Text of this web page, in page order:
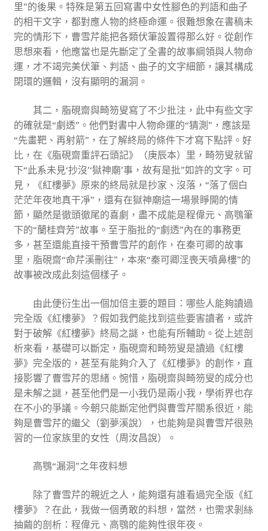
里”的後果。特殊是第五回寫書中女性腳色的判語和曲子
的相干文字，都對應人物的終極命運。很難想象在書稿未
完的情形下，曹雪芹能把各類伏筆設置得那么好。從創作
思想來看，他應當也是先斷定了全書的故事綱領與人物命
運，才不竭完美伏筆、判語、曲子的文字細節，讓其構成
閉環的邏輯，沒有顯明的漏洞。
其二，脂硯齋與畸笏叟寫了不少批注，此中有些文字
的確就是“劇透”。他們對書中人物命運的“猜測”，應該是
“先畫靶、再射箭”，在了解終局的條件下才寫下點評。好
比，在《脂硯齋重評石頭記》（庚辰本）里，畸笏叟就留
下“此系未見‘抄沒’‘獄神廟’事，故有是批”如許的文字。可
見，《紅樓夢》原來的終局就是抄家、沒落，“落了個白
茫茫年夜地真干凈”，還有在獄神廟這一場景睜開的情
節，顯然是徹頭徹尾的喜劇，盡不成能是程偉元、高鶚筆
下的“蘭桂齊芳”故事。至于脂批的“劇透”內在的事務更
多，甚至還能直接干預曹雪芹的創作，在秦可卿的故事
里，脂硯齋“命芹溪刪往”，本來“秦可卿淫喪天噴鼻樓”的
故事被改成此刻這個樣子。
由此便衍生出一個加倍主要的題目：哪些人能夠讀過
完全版《紅樓夢》？假如我們能找到這些要害讀者，或許
對于破解《紅樓夢》終局之謎，也能有所輔助。從上述剖
析來看，基礎可以斷定，脂硯齋和畸笏叟是讀過《紅樓
夢》完全版的，甚至有能夠介入了《紅樓夢》的創作，直
接影響了曹雪芹的思緒。惋惜，脂硯齋與畸笏叟的成分也
是未解之謎，甚至他們是一小我仍是兩小我，學術界也存
在不小的爭議。今朝只能斷定他們與曹雪芹關系很近，能
夠是曹雪芹的繼父（劉夢溪說），也能夠是與曹雪芹很熟
習的一位家族里的女性（周汝昌說）。
高鶚“漏洞”之年夜料想
除了曹雪芹的親近之人，能夠還有誰看過完全版《紅
樓夢》？在此，我做一個勇敢的料想，當然，也需求剝絲
抽繭的剖析：程偉元、高鶚的能夠性很年夜。